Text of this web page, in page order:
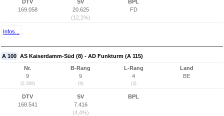
DTV
169.058
SV
20.625
(12,2%)
BPL
FD
Infos...
A 100 AS Kaiserdamm-Süd (8) - AD Funkturm (A 115)
Nr.
9
(2.369)
B-Rang
9
(9)
L-Rang
4
(4)
Land
BE
DTV
168.541
SV
7.416
(4,4%)
BPL